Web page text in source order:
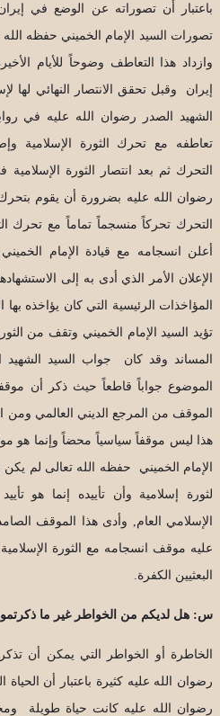
باعتبار أن تصوراته عن الوضع في
تصورات السيد الإمام الخميني حفظه
وازداد هذا التعاطف وضوحاً للأيام
إيران وقبل تحقق الانتصار النهائي لها
الشهيد الصدر رضوان الله عليه في
تعاطفه مع تحرك الثورة الإسلامية
التحرك ثم بعد انتصار الثورة الإسلامية
رضوان الله عليه بضرورة أن يقوم
التحرك تحركاً منسجماً تماماً مع تحرك
أعلن انسجامه مع قيادة الإمام
الإعلان الأمر الذي أدى به إلى
المؤاخذات الرئيسية التي كان يؤاخذه بها
تؤيد السيد الإمام الخميني وتقف من
المساند وقد كان جواب السيد الشهيد
الموضوع جواباً قاطعاً حيث ذكر أن
الموقف من المرجع الديني العالمي ومن
هذا ليس موقفاً سياسياً محضاً وإنما هو
الإمام الخميني حفظه الله تعالى لم
لثورة إسلامية وأن تأييده إنما هو
الإسلامي العام, وأدى هذا الموقف
عليه موقف انسجامه مع الثورة
البعثيين الكفرة.
س: هل لديكم من الخواطر غير ما ذكرتموه
الخاطرة أو الخواطر التي يمكن أن
رضوان الله عليه كثيرة باعتبار أن
رضوان الله عليه كانت حياة طويلة